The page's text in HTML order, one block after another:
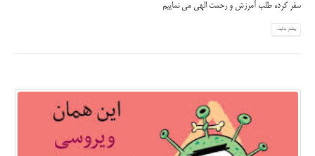
سفر کرده طلب آمرزش و رحمت الهی می نماییم
بیشتر بدانید...